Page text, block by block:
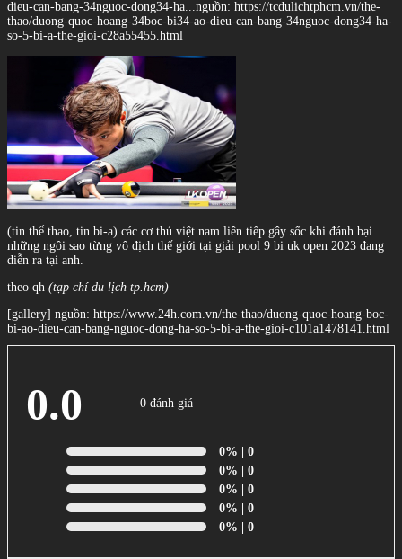
dieu-can-bang-34nguoc-dong34-ha... nguồn: https://tcdulichtphcm.vn/the-
thao/duong-quoc-hoang-34boc-bi34-ao-dieu-can-bang-34nguoc-dong34-ha-
so-5-bi-a-the-gioi-c28a55455.html
(tin thể thao, tin bi-a) các cơ thủ việt nam liên tiếp gây sốc khi đánh bại
những ngôi sao từng vô địch thế giới tại giải pool 9 bi uk open 2023 đang
diễn ra tại anh.
theo qh (tạp chí du lịch tp.hcm)
[gallery] nguồn: https://www.24h.com.vn/the-thao/duong-quoc-hoang-boc-
bi-ao-dieu-can-bang-nguoc-dong-ha-so-5-bi-a-the-gioi-c101a1478141.html
0.0 0 đánh giá
0% | 0
0% | 0
0% | 0
0% | 0
0% | 0